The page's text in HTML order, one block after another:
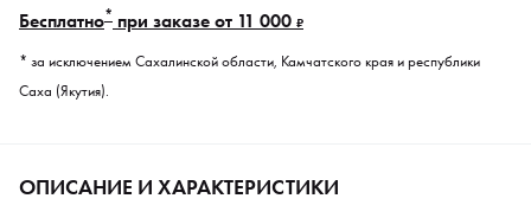
Бесплатно* при заказе от 11 000 ₽
* за исключением Сахалинской области, Камчатского края и республики
Саха (Якутия).
ОПИСАНИЕ И ХАРАКТЕРИСТИКИ